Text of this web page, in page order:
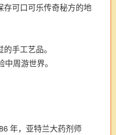
存可口可乐传奇秘方的地
手工艺品。
周游世界。
年，亚特兰大药剂师